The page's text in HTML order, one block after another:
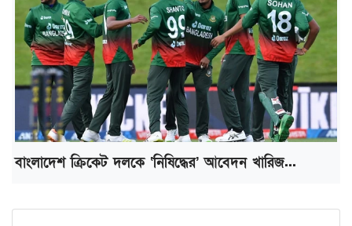
বাংলাদেশ ক্রিকেট দলকে ‘নিষিদ্ধের’ আবেদন খারিজ...